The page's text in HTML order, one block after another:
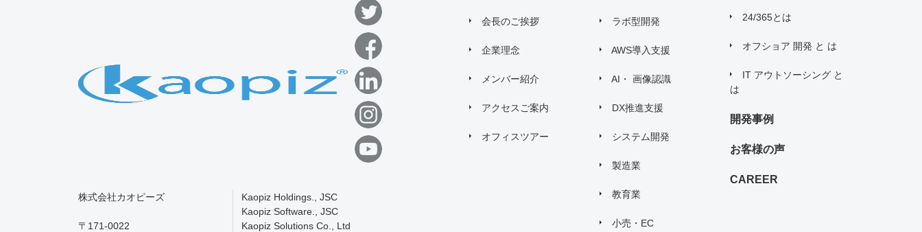
株式会社カオピーズ
〒171-0022
Kaopiz Holdings., JSC
Kaopiz Software., JSC
Kaopiz Solutions Co., Ltd
会長のご挨拶
企業理念
メンバー紹介
アクセスご案内
オフィスツアー
ラボ型開発
AWS導入支援
AI・ 画像認識
DX推進支援
システム開発
製造業
教育業
小売・EC
24/365とは
オフショア 開発 と は
IT アウトソーシング と
は
開発事例
お客様の声
CAREER